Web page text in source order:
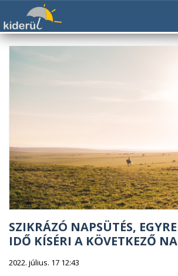
SZIKRÁZÓ NAPSÜTÉS,
IDŐ KÍSÉRI A KÖVETKEZŐ
2022. július. 17 12:43